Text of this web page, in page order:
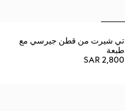
تي شيرت من قطن جيرسي مع
طبعة
SAR 2,800